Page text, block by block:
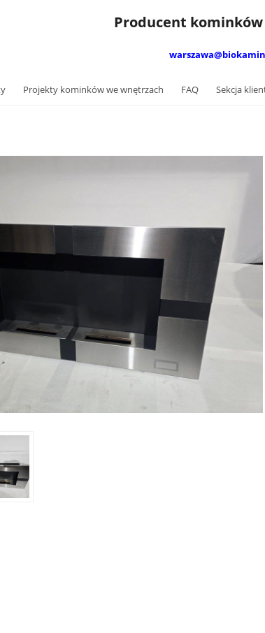
Producent kominków
Projekty kominków we wnętrzach FAQ Sekcja